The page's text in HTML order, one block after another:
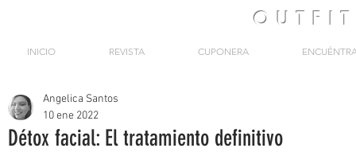
OUTFIT
INICIO REVISTA CUPONERA
Détox facial: El tratamiento definitivo
Angelica Santos
10 ene 2022